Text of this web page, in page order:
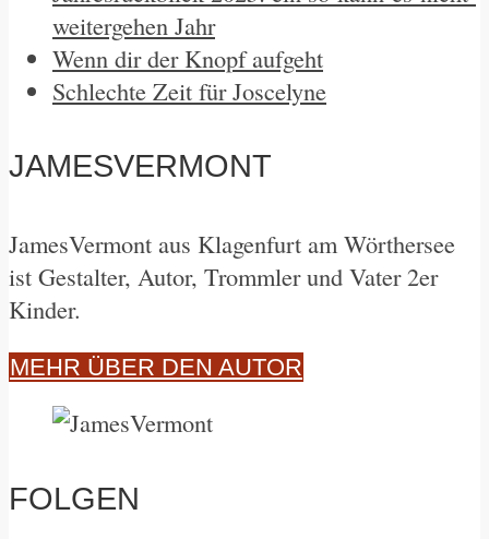
weitergehen Jahr
Wenn dir der Knopf aufgeht
Schlechte Zeit für Joscelyne
JAMESVERMONT
JamesVermont aus Klagenfurt am Wörthersee
ist Gestalter, Autor, Trommler und Vater 2er
Kinder.
MEHR ÜBER DEN AUTOR
FOLGEN